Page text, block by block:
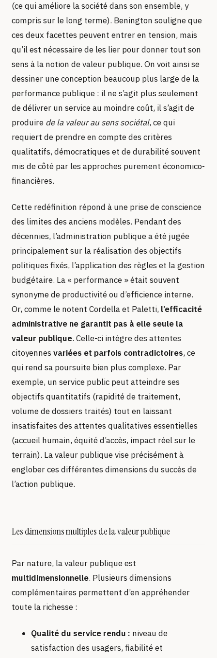
(ce qui améliore la société dans son ensemble, y
compris sur le long terme). Benington souligne que
ces deux facettes peuvent entrer en tension, mais
qu’il est nécessaire de les lier pour donner tout son
sens à la notion de valeur publique. On voit ainsi se
dessiner une conception beaucoup plus large de la
performance publique : il ne s’agit plus seulement
de délivrer un service au moindre coût, il s’agit de
produire de la valeur au sens sociétal, ce qui
requiert de prendre en compte des critères
qualitatifs, démocratiques et de durabilité souvent
mis de côté par les approches purement économico-
financières.
Cette redéfinition répond à une prise de conscience
des limites des anciens modèles. Pendant des
décennies, l’administration publique a été jugée
principalement sur la réalisation des objectifs
politiques fixés, l’application des règles et la gestion
budgétaire. La « performance » était souvent
synonyme de productivité ou d’efficience interne.
Or, comme le notent Cordella et Paletti, l’efficacité
administrative ne garantit pas à elle seule la
valeur publique. Celle-ci intègre des attentes
citoyennes variées et parfois contradictoires, ce
qui rend sa poursuite bien plus complexe. Par
exemple, un service public peut atteindre ses
objectifs quantitatifs (rapidité de traitement,
volume de dossiers traités) tout en laissant
insatisfaites des attentes qualitatives essentielles
(accueil humain, équité d’accès, impact réel sur le
terrain). La valeur publique vise précisément à
englober ces différentes dimensions du succès de
l’action publique.
Les dimensions multiples de la valeur publique
Par nature, la valeur publique est
multidimensionnelle. Plusieurs dimensions
complémentaires permettent d’en appréhender
toute la richesse :
Qualité du service rendu : niveau de
satisfaction des usagers, fiabilité et